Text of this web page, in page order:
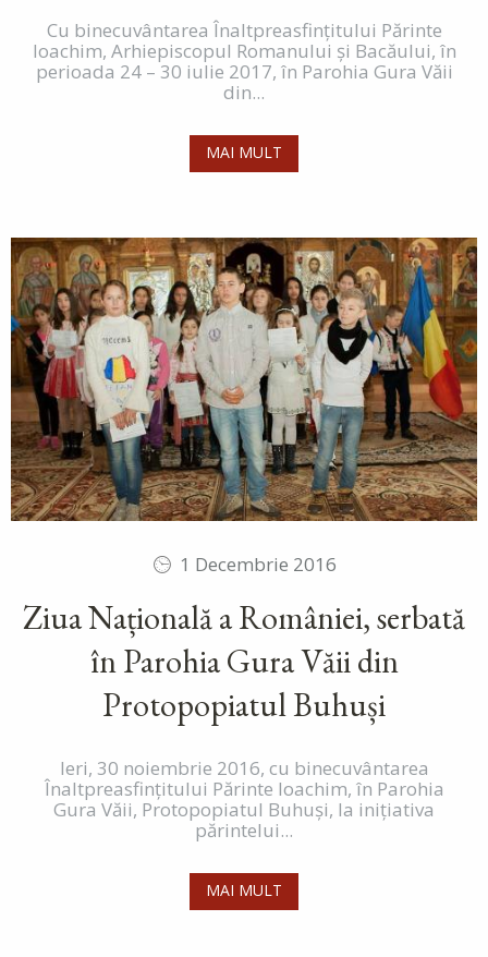
Cu binecuvântarea Înaltpreasfințitului Părinte
Ioachim, Arhiepiscopul Romanului și Bacăului, în
perioada 24 – 30 iulie 2017, în Parohia Gura Văii
din...
MAI MULT
1 Decembrie 2016
Ziua Națională a României, serbată
în Parohia Gura Văii din
Protopopiatul Buhuși
Ieri, 30 noiembrie 2016, cu binecuvântarea
Înaltpreasfințitului Părinte Ioachim, în Parohia
Gura Văii, Protopopiatul Buhuși, la inițiativa
părintelui...
MAI MULT